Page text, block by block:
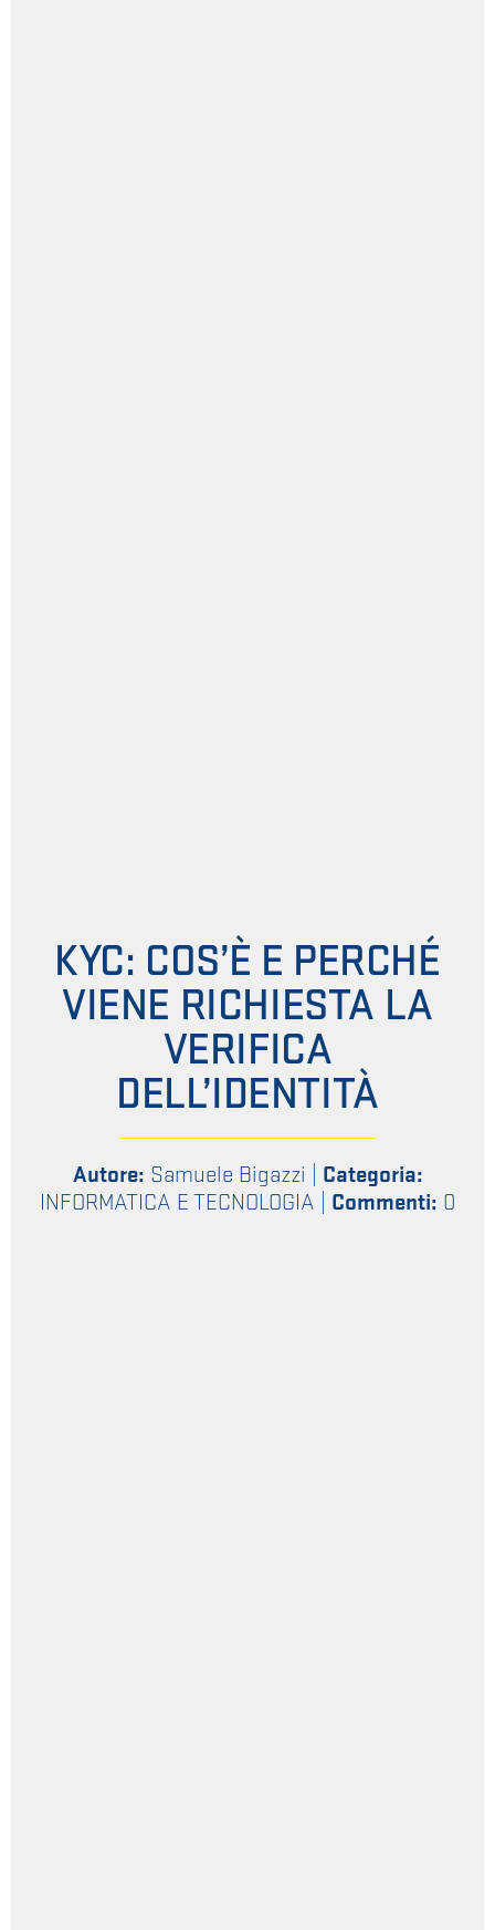
KYC: COS’È E PERCHÉ
VIENE RICHIESTA LA
VERIFICA
DELL’IDENTITÀ
Autore: Samuele Bigazzi
Categoria:
INFORMATICA E TECNOLOGIA
Commenti: 0